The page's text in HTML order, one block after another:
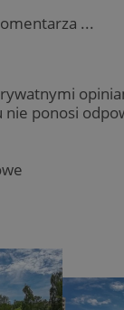
...
ponosi